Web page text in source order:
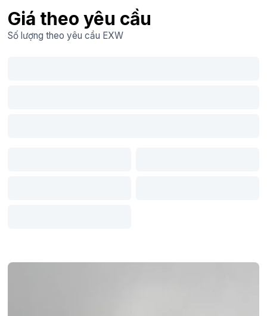
Giá theo yêu cầu
Số lượng theo yêu cầu EXW